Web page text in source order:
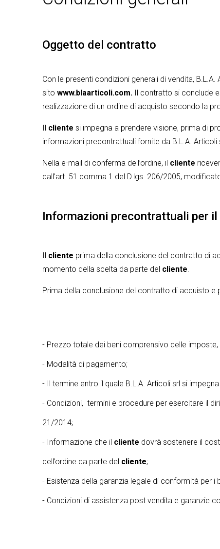
Oggetto del contratto
Con le presenti condizioni generali di vendita, B.L.A.
sito www.blaarticoli.com. Il contratto si conclude
realizzazione di un ordine di acquisto secondo la
Il cliente si impegna a prendere visione, prima di
informazioni precontrattuali fornite da B.L.A.
Nella e-mail di conferma dell’ordine, il cliente
dall’art. 51 comma 1 del D.lgs. 206/2005,
Informazioni precontrattuali per
Il cliente prima della conclusione del contratto di
momento della scelta da parte del cliente.
Prima della conclusione del contratto di acquisto e
- Prezzo totale dei beni comprensivo delle
- Modalità di pagamento;
- Il termine entro il quale B.L.A. Articoli srl si
- Condizioni, termini e procedure per esercitare il
21/2014;
- Informazione che il cliente dovrà sostenere il
dell’ordine da parte del cliente;
- Esistenza della garanzia legale di conformità per i
- Condizioni di assistenza post vendita e garanzie